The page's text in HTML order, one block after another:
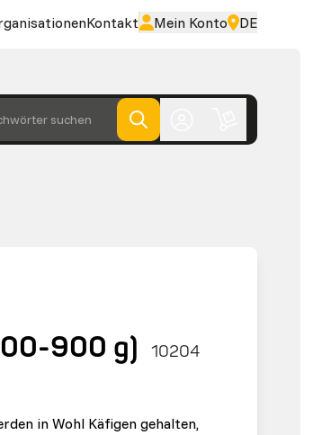
Kontakt Mein Konto DE
suchen
900 g)
10204
in Wohl Käfigen gehalten,